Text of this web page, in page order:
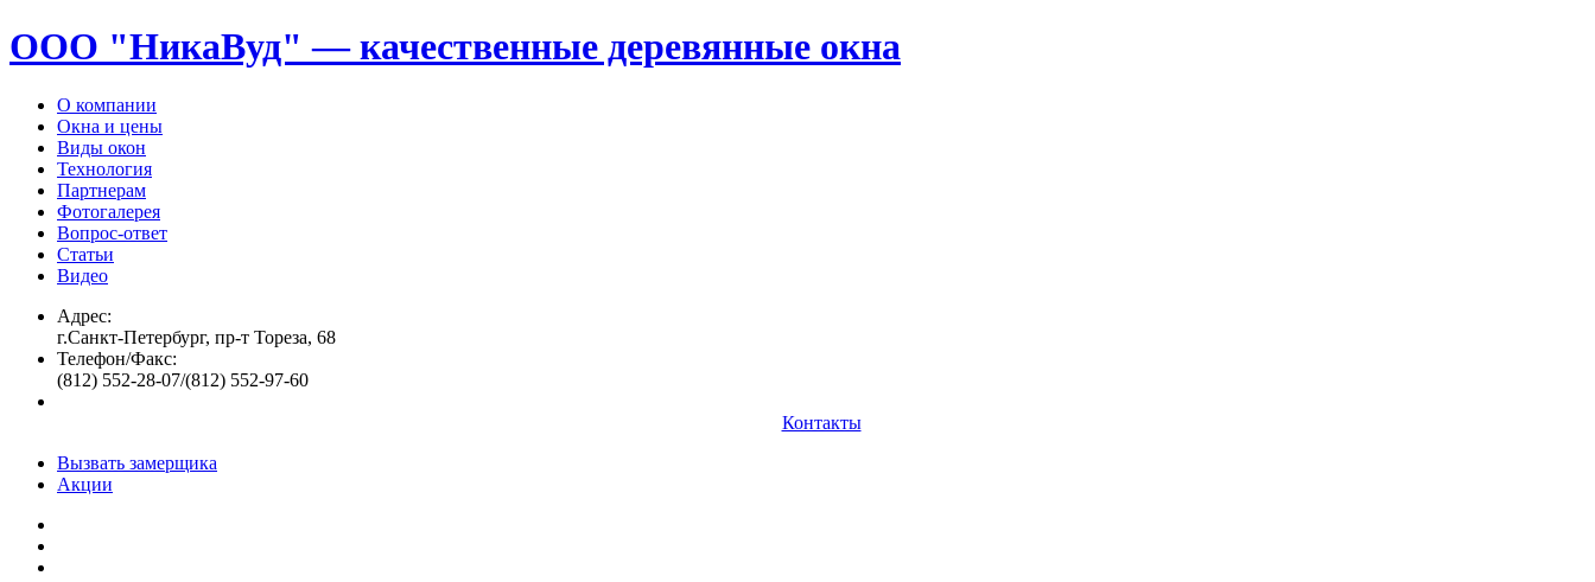
ООО "НикаВуд" — качественные деревянные окна
О компании
Окна и цены
Виды окон
Технология
Партнерам
Фотогалерея
Вопрос-ответ
Статьи
Видео
Адрес:
г.Санкт-Петербург, пр-т Тореза, 68
Телефон/Факс:
(812) 552-28-07/(812) 552-97-60
Контакты
Вызвать замерщика
Акции